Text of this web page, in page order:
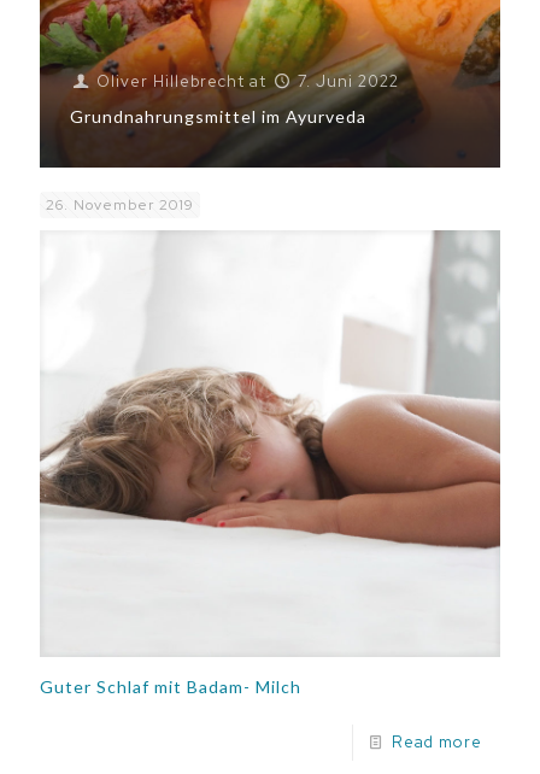
Oliver Hillebrecht at
7. Juni 2022
Grundnahrungsmittel im Ayurveda
26. November 2019
Guter Schlaf mit Badam- Milch
Read more